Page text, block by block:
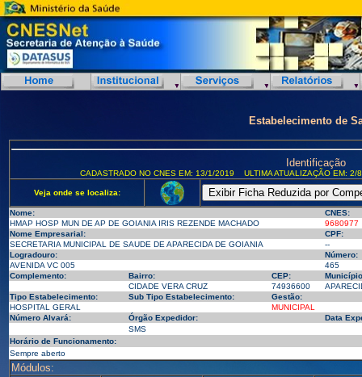
Estabelecimento de
Identificação
CADASTRADO NO CNES EM: 13/1/2019 ULTIMA ATUALIZAÇÃO EM:
Veja onde se localiza:
Nome:
CNES:
HMAP HOSP MUN DE AP DE GOIANIA IRIS REZENDE MACHADO
9680977
Nome Empresarial:
CPF:
SECRETARIA MUNICIPAL DE SAUDE DE APARECIDA DE GOIANIA
--
Logradouro:
Número:
AVENIDA VC 005
465
Complemento:
Bairro: CEP:
CIDADE VERA CRUZ
74936600
Tipo Estabelecimento:
Sub Tipo Estabelecimento:
Gestão:
HOSPITAL GERAL
MUNICIPAL
Número Alvará:
Órgão Expedidor:
Data
SMS
Horário de Funcionamento:
Sempre aberto
Módulos: